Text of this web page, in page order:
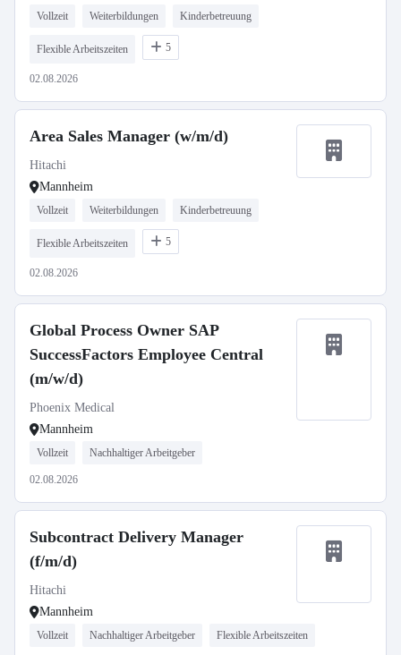
Vollzeit Weiterbildungen Kinderbetreuung
Flexible Arbeitszeiten 5
02.08.2026
Area Sales Manager (w/m/d)
Hitachi
Mannheim
Vollzeit Weiterbildungen Kinderbetreuung
Flexible Arbeitszeiten 5
02.08.2026
Global Process Owner SAP
SuccessFactors Employee Central
(m/w/d)
Phoenix Medical
Mannheim
Vollzeit Nachhaltiger Arbeitgeber
02.08.2026
Subcontract Delivery Manager
(f/m/d)
Hitachi
Mannheim
Vollzeit Nachhaltiger Arbeitgeber Flexible Arbeitszeiten